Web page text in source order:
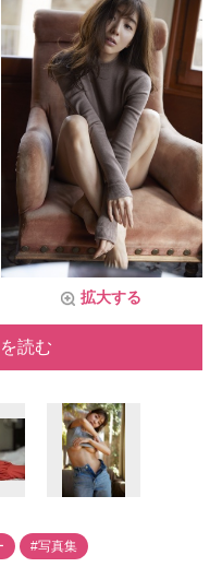
拡大する
読む
#写真集